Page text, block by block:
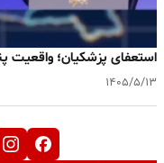
استعفای پزشکیان؛ واقعیت
۱۴۰۵/۵/۱۳